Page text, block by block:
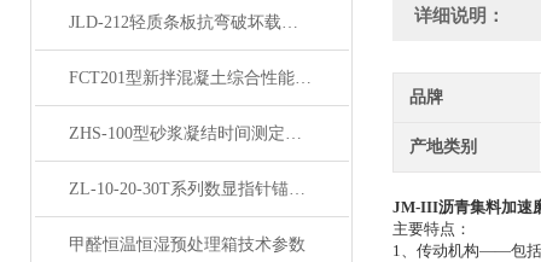
JLD-212轻质条板抗弯破坏载荷试验装置 产品展示
FCT201型新拌混凝土综合性能测试仪技术参数
ZHS-100型砂浆凝结时间测定仪内容介绍
ZL-10-20-30T系列数显指针锚杆拉拔仪产品展示
甲醛恒温恒湿预处理箱技术参数
详细说明：
品牌
产地类别
JM-III沥青集料加速
主要特点：
1、传动机构——包括